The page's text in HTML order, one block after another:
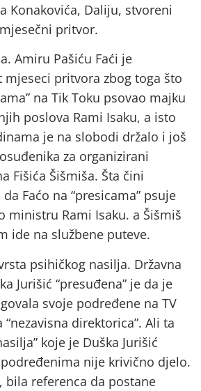
Konakovića, Daliju, stvoreni
pritvor.
Amiru Pašiću Faći je
mjeseci pritvora zbog toga što
na Tik Toku psovao majku
poslova Rami Isaku, a isto
je na slobodi držalo i još
za organizirani
Fišića Šišmiša. Šta čini
Faćo na “presicama” psuje
ministru Rami Isaku. a Šišmiš
ide na službene puteve.
psihičkog nasilja. Državna
Jurišić “presuđena” je da je
svoje podređene na TV
direktorica”. Ali ta
koje je Duška Jurišić
nije krivično djelo.
bila referenca da postane